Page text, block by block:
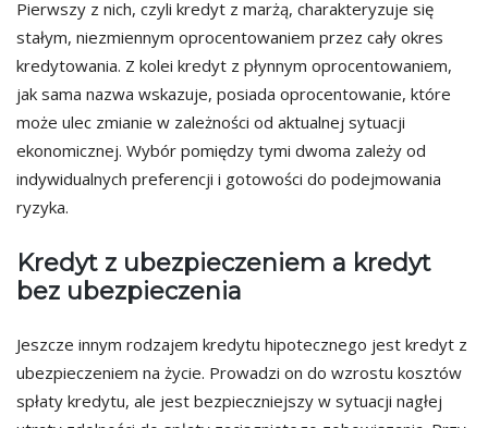
Pierwszy z nich, czyli kredyt z marżą, charakteryzuje się
stałym, niezmiennym oprocentowaniem przez cały okres
kredytowania. Z kolei kredyt z płynnym oprocentowaniem,
jak sama nazwa wskazuje, posiada oprocentowanie, które
może ulec zmianie w zależności od aktualnej sytuacji
ekonomicznej. Wybór pomiędzy tymi dwoma zależy od
indywidualnych preferencji i gotowości do podejmowania
ryzyka.
Kredyt z ubezpieczeniem a kredyt
bez ubezpieczenia
Jeszcze innym rodzajem kredytu hipotecznego jest kredyt z
ubezpieczeniem na życie. Prowadzi on do wzrostu kosztów
spłaty kredytu, ale jest bezpieczniejszy w sytuacji nagłej